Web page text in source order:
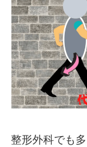
整形外科でも